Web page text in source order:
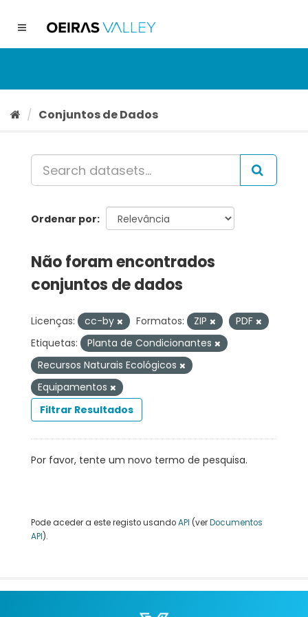
conteúdo
Toggle
Conjuntos de Dados
Ordenar por
Não foram encontrados
conjuntos de dados
Licenças: cc-by Formatos: ZIP
PDF
Etiquetas:
Planta de Condicionantes
Recursos Naturais Ecológicos
Equipamentos
Filtrar Resultados
Por favor, tente um novo termo de pesquisa.
Pode aceder a este registo usandoAPI (verDocumentos
API).